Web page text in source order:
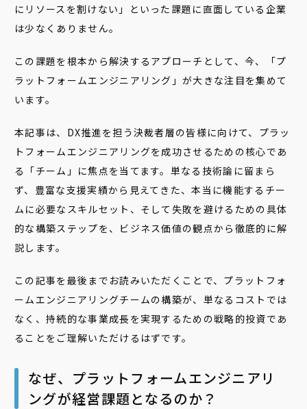
にリソースを割けない」といった課題に直面している企業
は少なくありません。
この課題を根本から解決するアプローチとして、今、「プ
ラットフォームエンジニアリング」が大きな注目を集めて
います。
本記事は、DX推進を担う決裁者層の皆様に向けて、プラッ
トフォームエンジニアリングを成功させるための核心であ
る「チーム」に焦点を当てます。単なる技術論に留まら
ず、豊富な支援実績から見えてきた、本当に機能するチー
ムに必要なスキルセット、そして失敗を避けるための具体
的な構築ステップを、ビジネス価値の観点から徹底的に解
説します。
この記事を最後までお読みいただくことで、プラットフォ
ームエンジニアリングチームの構築が、単なるコストでは
なく、持続的な事業成長を実現するための戦略的投資であ
ることをご理解いただけるはずです。
なぜ、プラットフォームエンジニアリ
ングが経営課題となるのか？